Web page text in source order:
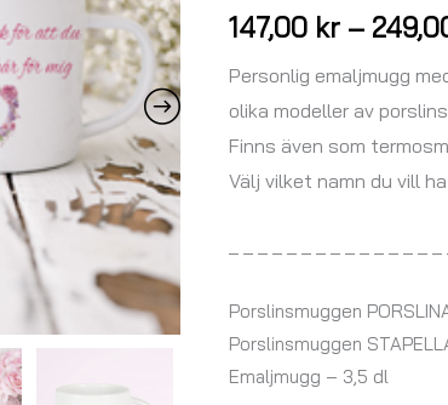
147,00 kr –
Personlig emaljmugg
olika modeller av
Finns även som
Välj vilket namn du vill
Porslinsmuggen
Porslinsmuggen
Emaljmugg – 3,5 dl
mängd